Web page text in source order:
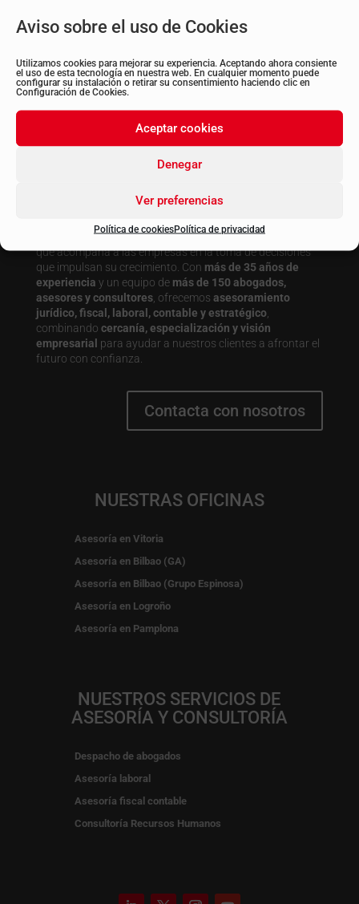
Aviso sobre el uso de Cookies
Utilizamos cookies para mejorar su experiencia. Aceptando ahora consiente
el uso de esta tecnología en nuestra web. En cualquier momento puede
configurar su instalación o retirar su consentimiento haciendo clic en
Configuración de Cookies.
Aceptar cookies
Denegar
Ver preferencias
Política de cookiesPolítica de privacidad
LinkedIn
Twitter
Instagram
YouTube
BK ETL GLOBAL es unafirma de asesoramiento integral
que acompaña a las empresas en la toma de decisiones
que impulsan su crecimiento. Con más de 35 años de
experiencia y un equipo de más de 150 abogados,
asesores y consultores, ofrecemos asesoramiento
jurídico, fiscal, laboral, contable y estratégico
combinando cercanía, especialización y visión
empresarial para ayudar a nuestros clientes a afrontar el
futuro con confianza.
Contacta con nosotros
NUESTRAS OFICINAS
Asesoría en Vitoria
Asesoría en Bilbao (GA)
Asesoría en Bilbao (Grupo Espinosa)
Asesoría en Logroño
Asesoría en Pamplona
NUESTROS SERVICIOS DE
ASESORÍA Y CONSULTORÍA
Despacho de abogados
Asesoría laboral
Asesoría fiscal contable
Consultoría Recursos Humanos